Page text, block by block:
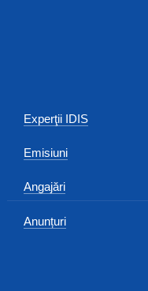
Experţii IDIS
Emisiuni
Angajări
Anunțuri